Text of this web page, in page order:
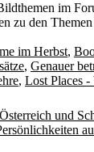
im
zu den
im Herbst,
, Genauer
, Lost Places -
und